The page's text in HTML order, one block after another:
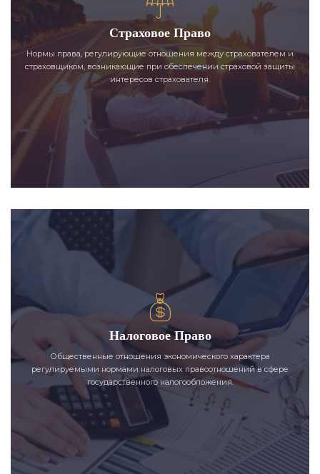
Страховое Право
Нормы права, регулирующие отношения между страхователем и
страховщиком, возникающие при обеспечении страховой защиты
интересов страхователя.
Налоговое Право
Общественные отношения экономического характера
регулируемыми нормами налоговых правоотношений в сфере
государственного налогообложения.